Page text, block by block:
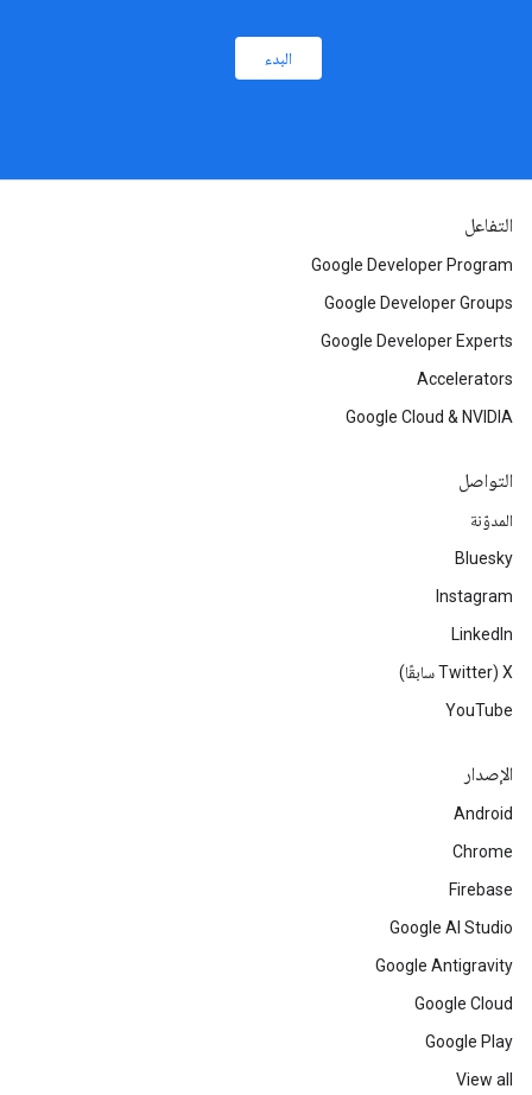
البدء
التفاعل
Google Developer Program
Google Developer Groups
Google Developer Experts
Accelerators
Google Cloud & NVIDIA
التواصل
المدوّنة
Bluesky
Instagram
LinkedIn
‫X ‏(Twitter سابقًا)
YouTube
الإصدار
Android
Chrome
Firebase
Google AI Studio
Google Antigravity
Google Cloud
Google Play
View all